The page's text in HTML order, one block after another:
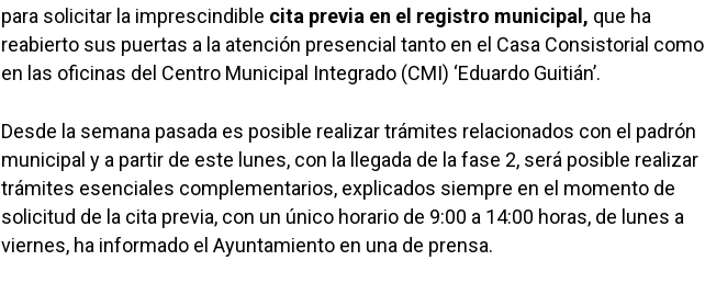
para solicitar la imprescindible cita previa en el registro municipal, que ha
reabierto sus puertas a la atención presencial tanto en el Casa Consistorial como
en las oficinas del Centro Municipal Integrado (CMI) ‘Eduardo Guitián’.
Desde la semana pasada es posible realizar trámites relacionados con el padrón
municipal y a partir de este lunes, con la llegada de la fase 2, será posible realizar
trámites esenciales complementarios, explicados siempre en el momento de
solicitud de la cita previa, con un único horario de 9:00 a 14:00 horas, de lunes a
viernes, ha informado el Ayuntamiento en una de prensa.